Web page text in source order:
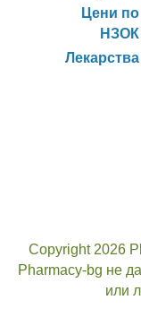
Цени по
НЗОК
Лекарства
Copyright 2026
Pharmacy-bg не
или